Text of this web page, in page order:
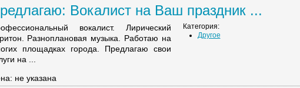
Вокалист на Ваш праздник ...
вокалист. Лирический
Разноплановая музыка. Работаю на
площадках города. Предлагаю свои
на ...
Категория:
Другое
не указана